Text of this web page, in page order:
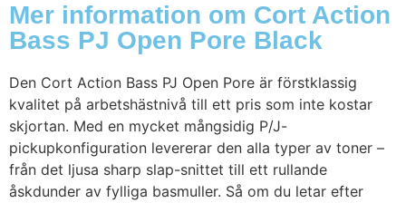
Mer information om Cort Action
Bass PJ Open Pore Black
Den Cort Action Bass PJ Open Pore är förstklassig
kvalitet på arbetshästnivå till ett pris som inte kostar
skjortan. Med en mycket mångsidig P/J-
pickupkonfiguration levererar den alla typer av toner –
från det ljusa sharp slap-snittet till ett rullande
åskdunder av fylliga basmuller. Så om du letar efter